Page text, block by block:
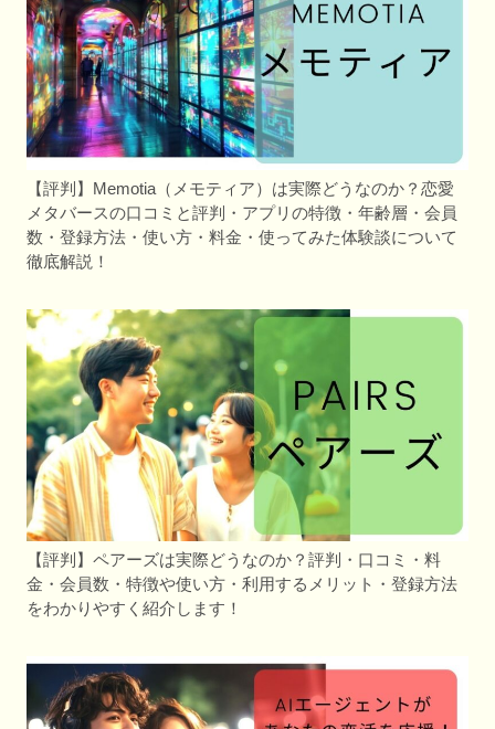
【評判】Memotia（メモティア）は実際どうなのか？恋愛
メタバースの口コミと評判・アプリの特徴・年齢層・会員
数・登録方法・使い方・料金・使ってみた体験談について
徹底解説！
【評判】ペアーズは実際どうなのか？評判・口コミ・料
金・会員数・特徴や使い方・利用するメリット・登録方法
をわかりやすく紹介します！